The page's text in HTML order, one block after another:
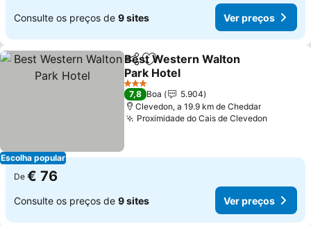
Consulte os preços de 9 sites Ver preços
Escolha popular
PartilharAdicionar aos favoritos
Best Western Walton
Park Hotel
3 Estrelas
7,8 Boa
5.904
Clevedon, a 19.9 km de Cheddar
Proximidade do Cais de Clevedon
De € 76
Consulte os preços de 9 sites Ver preços